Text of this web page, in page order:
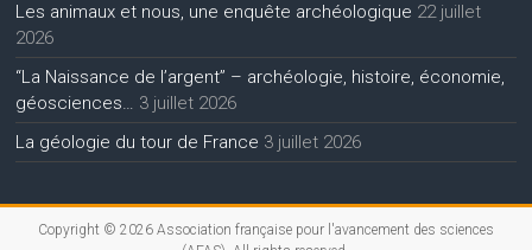
Les animaux et nous, une enquête archéologique 22 juillet
2026
“La Naissance de l’argent” – archéologie, histoire, économie,
géosciences… 3 juillet 2026
La géologie du tour de France 3 juillet 2026
Copyright © 2026 Association française pour l'avancement des sciences